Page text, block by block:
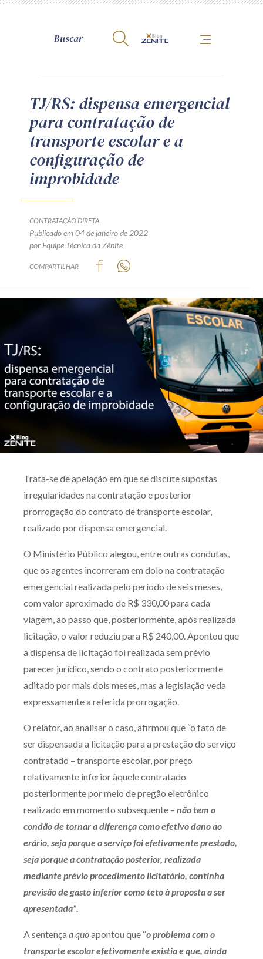
A Zênite
Como publicar conosco
Site da Zênite
Contato
Termos de uso
Encarregado (contato)
Zênite Fácil IA
Zênite Play
Orientação por Escrito
Mentoria Zênite
Capacitação
Eventos presenciais
Diferenciais
Av. Sete de Setembro, 4698
Batel Curitiba/PR CEP80240-000
Telefone (41) 2109-8666
TJ/RS: dispensa emergencial
para contratação de
transporte escolar e a
configuração de
improbidade
CONTRATAÇÃO DIRETA
Publicado em 04 de janeiro de 2022
por Equipe Técnica da Zênite
COMPARTILHAR
Trata-se de apelação em que se discute supostas
irregularidades na contratação e posterior
prorrogação do contrato de transporte escolar,
realizado por dispensa emergencial.
O Ministério Público alegou, entre outras condutas,
que os agentes incorreram em dolo na contratação
emergencial realizada pelo período de seis meses,
com valor aproximado de R$ 330,00 para cada
viagem, ao passo que, posteriormente, após realizada
licitação, o valor reduziu para R$ 240,00. Apontou que
a dispensa de licitação foi realizada sem prévio
parecer jurídico, sendo o contrato posteriormente
aditado por mais dois meses, mas a legislação veda
expressamente a referida prorrogação.
O relator, ao analisar o caso, afirmou que “o fato de
ser dispensada a licitação para a prestação do serviço
contratado – transporte escolar, por preço
relativamente inferior àquele contratado
posteriormente por meio de pregão eletrônico
realizado em momento subsequente – não tem o
condão de tornar a diferença como efetivo dano ao
erário, seja porque o serviço foi efetivamente prestado,
seja porque a contratação posterior, realizada
mediante prévio procedimento licitatório, continha
previsão de gasto inferior como teto à proposta a ser
apresentada”.
A sentença a quoapontou que “o problema com o
transporte escolar efetivamente existia e que, ainda